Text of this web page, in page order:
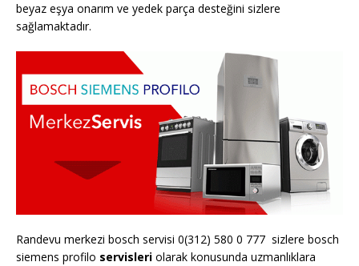
beyaz eşya onarım ve yedek parça desteğini sizlere
sağlamaktadır.
Randevu merkezi bosch servisi 0(312) 580 0 777 sizlere bosch
siemens profilo servisleri olarak konusunda uzmanlıklara